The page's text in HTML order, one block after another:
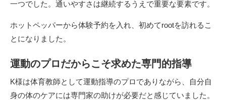
一つでした。通いやすさは継続するうえで重要な要素です。
ホットペッパーから体験予約を入れ、初めてrootを訪れるこ
とになりました。
運動のプロだからこそ求めた専門的指導
K様は体育教師として運動指導のプロでありながら、自分自
身の体のケアには専門家の助けが必要だと感じていました。